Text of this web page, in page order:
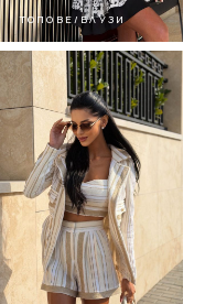
ТОПОВЕ/БЛУЗИ